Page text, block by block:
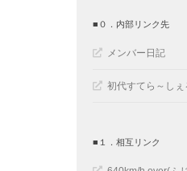
■０．内部リンク先
メンバー日記
初代すてら～しぇ
■１．相互リンク